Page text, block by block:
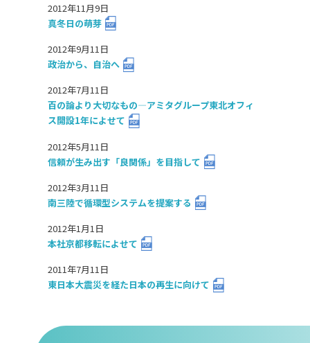
2012年11月9日
真冬日の萌芽
2012年9月11日
政治から、自治へ
2012年7月11日
百の論より大切なもの―アミタグループ東北オフィ
ス開設1年によせて
2012年5月11日
信頼が生み出す「良関係」を目指して
2012年3月11日
南三陸で循環型システムを提案する
2012年1月1日
本社京都移転によせて
2011年7月11日
東日本大震災を経た日本の再生に向けて